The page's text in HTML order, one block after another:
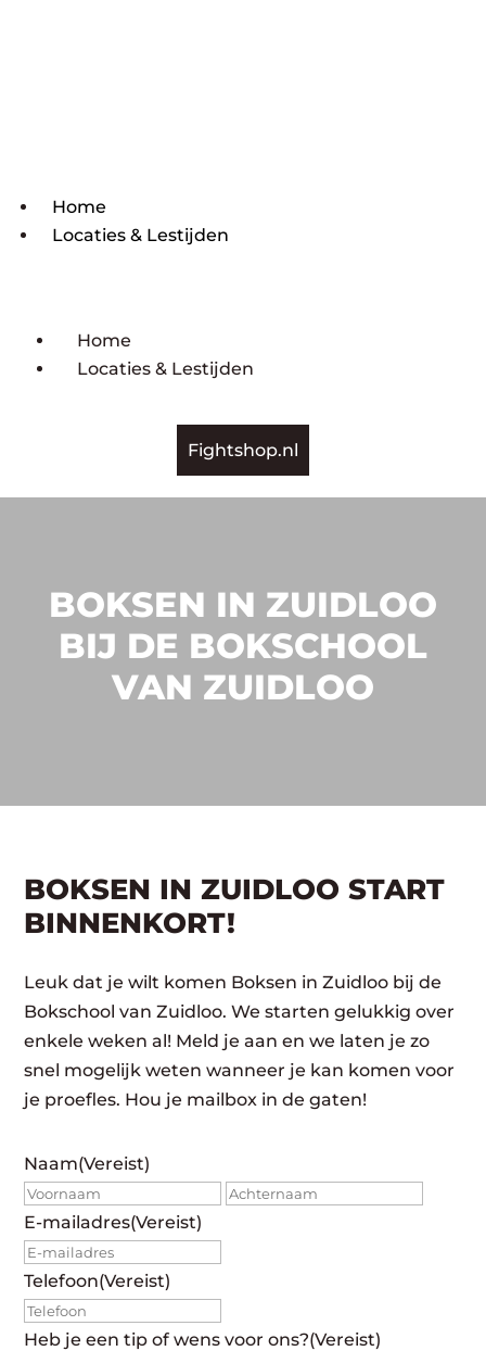
Home
Locaties & Lestijden
Home
Locaties & Lestijden
Fightshop.nl
BOKSEN IN ZUIDLOO
BIJ DE BOKSCHOOL
VAN ZUIDLOO
BOKSEN IN ZUIDLOO START
BINNENKORT!
Leuk dat je wilt komen Boksen in Zuidloo bij de
Bokschool van Zuidloo. We starten gelukkig over
enkele weken al! Meld je aan en we laten je zo
snel mogelijk weten wanneer je kan komen voor
je proefles. Hou je mailbox in de gaten!
Naam(Vereist)
Voornaam
E-mailadres(Vereist)
Telefoon(Vereist)
Heb je een tip of wens voor ons?(Vereist)